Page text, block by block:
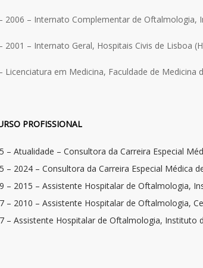
2006 – Internato Complementar de Oftalmologia,
2001 – Internato Geral, Hospitais Civis de Lisboa
Licenciatura em Medicina, Faculdade de Medicina
PROFISSIONAL
– Atualidade – Consultora da Carreira Especial
– 2024 – Consultora da Carreira Especial
– 2015 – Assistente Hospitalar de Oftalmologia,
– 2010 – Assistente Hospitalar de Oftalmologia,
– Assistente Hospitalar de Oftalmologia, Instituto